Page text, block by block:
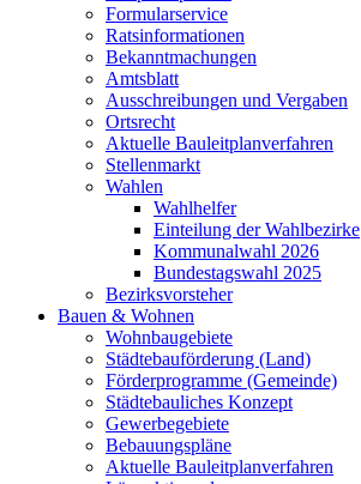
Formularservice
Ratsinformationen
Bekanntmachungen
Amtsblatt
Ausschreibungen und Vergaben
Ortsrecht
Aktuelle Bauleitplanverfahren
Stellenmarkt
Wahlen
Wahlhelfer
Einteilung der Wahlbezirke
Kommunalwahl 2026
Bundestagswahl 2025
Bezirksvorsteher
Bauen & Wohnen
Wohnbaugebiete
Städtebauförderung (Land)
Förderprogramme (Gemeinde)
Städtebauliches Konzept
Gewerbegebiete
Bebauungspläne
Aktuelle Bauleitplanverfahren